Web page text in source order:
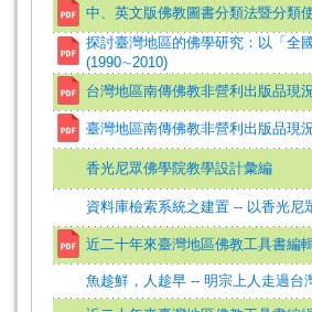
中、英文版佛教圖書分類法暨分類
探討臺灣地區的佛學研究：以「全
(1990∼2010)
台灣地區南傳佛教非營利出版品現
臺灣地區南傳佛教非營利出版品現
香光尼眾佛學院教學設計彙編
資料庫檢索系統之建置 -- 以香光尼
近二十年來臺灣地區佛教工具書編
魚趁鮮，人趁早 -- 明宗上人走過台